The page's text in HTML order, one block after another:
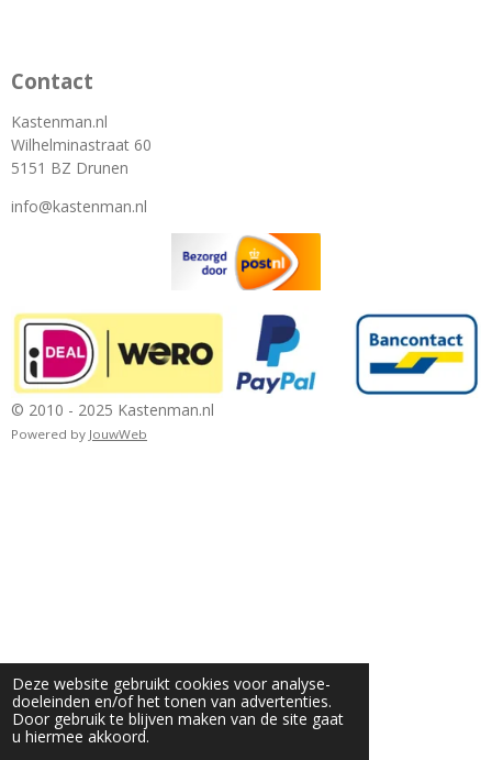
Deze website gebruikt cookies voor analyse-
doeleinden en/of het tonen van advertenties.
Door gebruik te blijven maken van de site gaat
u hiermee akkoord.
Contact
Kastenman.nl
Wilhelminastraat 60
5151 BZ Drunen
info@kastenman.nl
© 2010 - 2025 Kastenman.nl
Powered by JouwWeb